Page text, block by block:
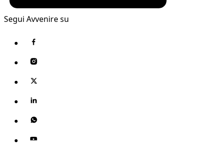
Segui Avvenire su